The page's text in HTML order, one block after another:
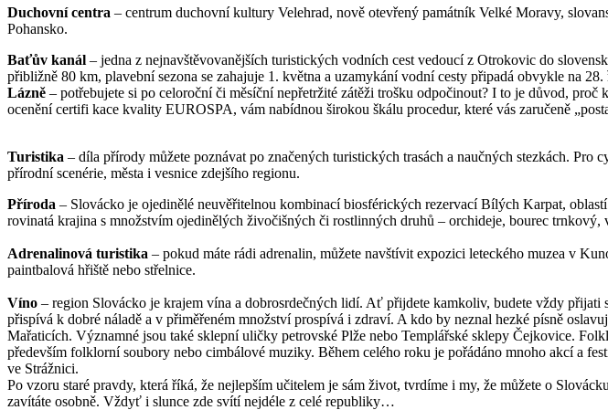
Duchovní centra – centrum duchovní kultury Velehrad, nově otevřený památník Velké Moravy,
Pohansko.
Baťův kanál – jedna z nejnavštěvovanějších turistických vodních cest vedoucí z Otrokovic do
přibližně 80 km, plavební sezona se zahajuje 1. května a uzamykání vodní cesty připadá obvykle na 28.
Lázně – potřebujete si po celoroční či měsíční nepřetržité zátěži trošku odpočinout? I to je důvod,
ocenění certifi kace kvality EUROSPA, vám nabídnou širokou škálu procedur, které vás zaručeně
Turistika – díla přírody můžete poznávat po značených turistických trasách a naučných stezkách.
přírodní scenérie, města i vesnice zdejšího regionu.
Příroda – Slovácko je ojedinělé neuvěřitelnou kombinací biosférických rezervací Bílých Karpat,
rovinatá krajina s množstvím ojedinělých živočišných či rostlinných druhů – orchideje, bourec
Adrenalinová turistika – pokud máte rádi adrenalin, můžete navštívit expozici leteckého muzea v
paintbalová hřiště nebo střelnice.
Víno – region Slovácko je krajem vína a dobrosrdečných lidí. Ať přijdete kamkoliv, budete vždy
přispívá k dobré náladě a v přiměřeném množství prospívá i zdraví. A kdo by neznal hezké písně
Mařaticích. Významné jsou také sklepní uličky petrovské Plže nebo Templářské sklepy Čejkovice.
především folklorní soubory nebo cimbálové muziky. Během celého roku je pořádáno mnoho akcí a
ve Strážnici.
Po vzoru staré pravdy, která říká, že nejlepším učitelem je sám život, tvrdíme i my, že můžete o
zavítáte osobně. Vždyť i slunce zde svítí nejdéle z celé republiky…